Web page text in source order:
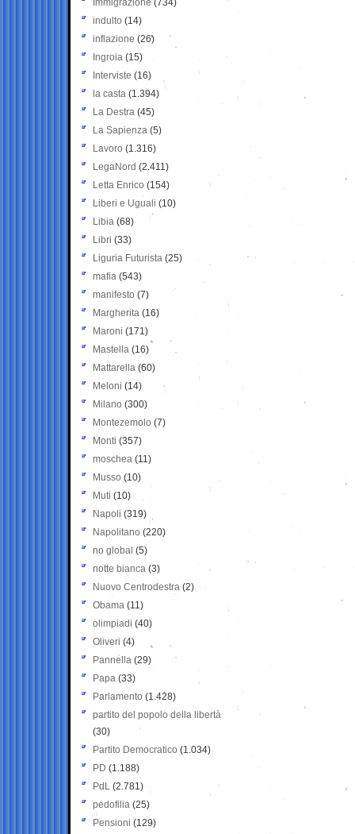
Immigrazione (734)
indulto (14)
inflazione (26)
Ingroia (15)
Interviste (16)
la casta (1.394)
La Destra (45)
La Sapienza (5)
Lavoro (1.316)
LegaNord (2.411)
Letta Enrico (154)
Liberi e Uguali (10)
Libia (68)
Libri (33)
Liguria Futurista (25)
mafia (543)
manifesto (7)
Margherita (16)
Maroni (171)
Mastella (16)
Mattarella (60)
Meloni (14)
Milano (300)
Montezemolo (7)
Monti (357)
moschea (11)
Musso (10)
Muti (10)
Napoli (319)
Napolitano (220)
no global (5)
notte bianca (3)
Nuovo Centrodestra (2)
Obama (11)
olimpiadi (40)
Oliveri (4)
Pannella (29)
Papa (33)
Parlamento (1.428)
partito del popolo della libertà
(30)
Partito Democratico (1.034)
PD (1.188)
PdL (2.781)
pedofilia (25)
Pensioni (129)